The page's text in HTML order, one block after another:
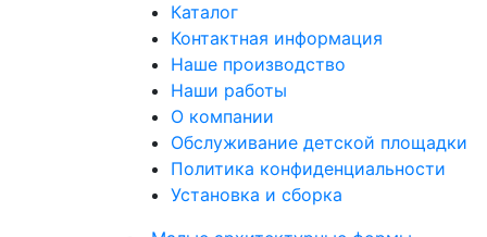
Каталог
Контактная информация
Наше производство
Наши работы
О компании
Обслуживание детской площадки
Политика конфиденциальности
Установка и сборка